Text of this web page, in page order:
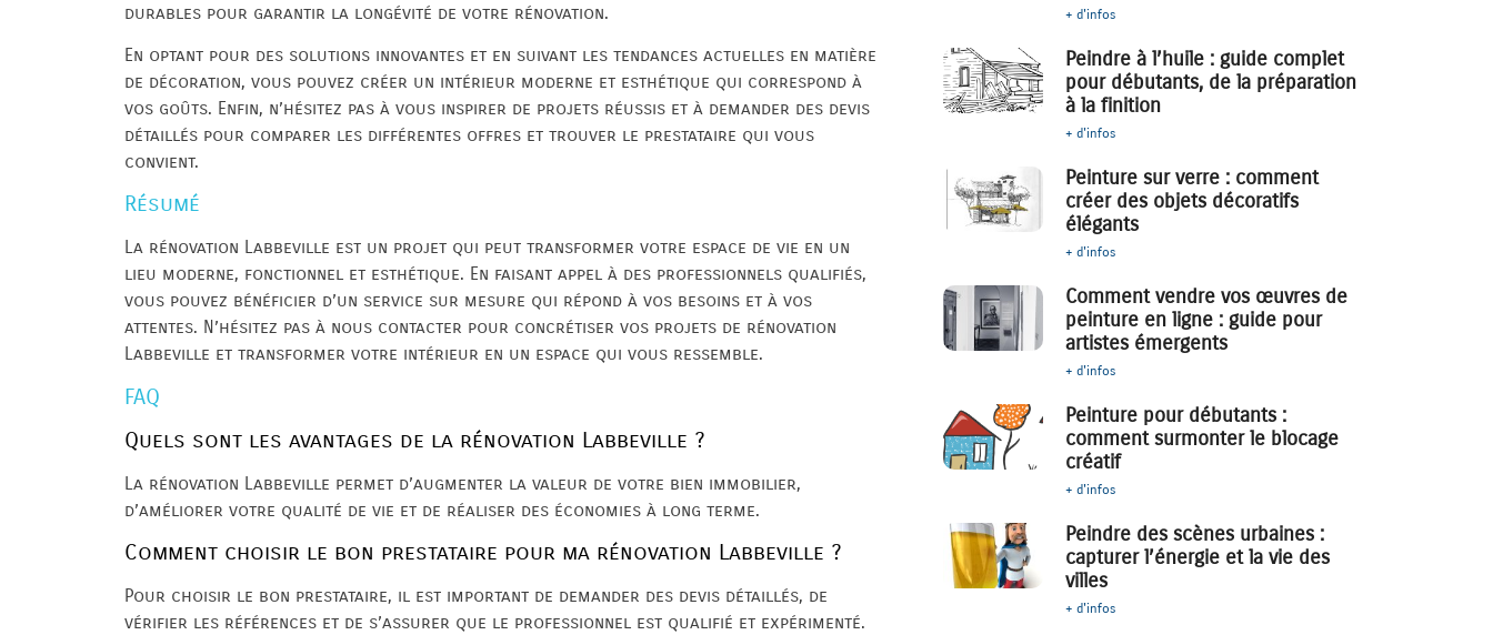
durables pour garantir la longévité de votre rénovation.
En optant pour des solutions innovantes et en suivant les tendances actuelles en matière
de décoration, vous pouvez créer un intérieur moderne et esthétique qui correspond à
vos goûts. Enfin, n’hésitez pas à vous inspirer de projets réussis et à demander des devis
détaillés pour comparer les différentes offres et trouver le prestataire qui vous
convient.
Résumé
La rénovation Labbeville est un projet qui peut transformer votre espace de vie en un
lieu moderne, fonctionnel et esthétique. En faisant appel à des professionnels qualifiés,
vous pouvez bénéficier d’un service sur mesure qui répond à vos besoins et à vos
attentes. N’hésitez pas à nous contacter pour concrétiser vos projets de rénovation
Labbeville et transformer votre intérieur en un espace qui vous ressemble.
FAQ
Quels sont les avantages de la rénovation Labbeville ?
La rénovation Labbeville permet d’augmenter la valeur de votre bien immobilier,
d’améliorer votre qualité de vie et de réaliser des économies à long terme.
Comment choisir le bon prestataire pour ma rénovation Labbeville ?
Pour choisir le bon prestataire, il est important de demander des devis détaillés, de
vérifier les références et de s’assurer que le professionnel est qualifié et expérimenté.
+ d'infos
Peindre à l’huile : guide complet
pour débutants, de la préparation
à la finition
+ d'infos
Peinture sur verre : comment
créer des objets décoratifs
élégants
+ d'infos
Comment vendre vos œuvres de
peinture en ligne : guide pour
artistes émergents
+ d'infos
Peinture pour débutants :
comment surmonter le blocage
créatif
+ d'infos
Peindre des scènes urbaines :
capturer l’énergie et la vie des
villes
+ d'infos